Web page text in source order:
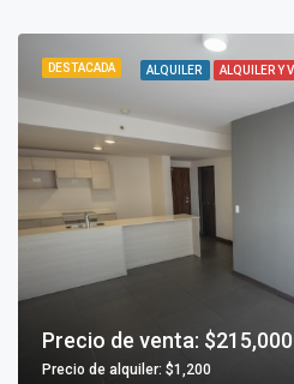
DESTACADA ALQUILER ALQUILER Y
Precio de venta: $215,000
Precio de alquiler: $1,200